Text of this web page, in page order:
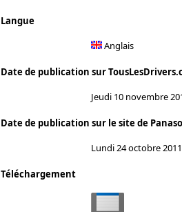
Langue
Anglais
Date de publication sur
Jeudi 10 novembre
Date de publication sur le site de
Lundi 24 octobre 2011
Téléchargement